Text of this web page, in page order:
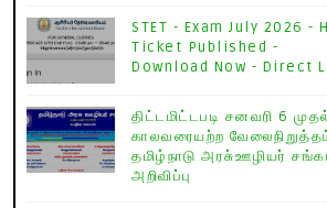
STET - Exam July 2026 -
Ticket Published -
Download Now - Direct
திட்டமிட்டபடி சனவரி 6
காலவரையற்ற
தமிழ்நாடு அரசு்ஊழியர்
அறிவிப்பு